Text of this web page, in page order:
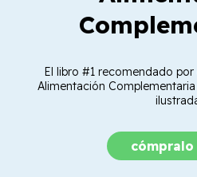
El libro #1 recomendado
Alimentación
cómpralo